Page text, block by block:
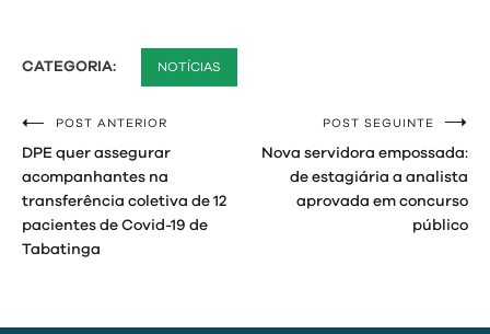
CATEGORIA: NOTÍCIAS
Navegação
de
Post
POST ANTERIOR
DPE quer assegurar
acompanhantes na
transferência coletiva de 12
pacientes de Covid-19 de
Tabatinga
POST SEGUINTE
Nova servidora empossada:
de estagiária a analista
aprovada em concurso
público